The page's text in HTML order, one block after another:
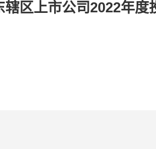
区上市公司2022年